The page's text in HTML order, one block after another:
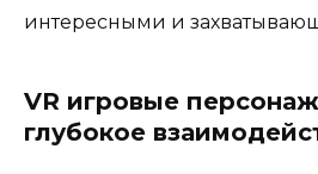
интересными и
VR игровые
глубокое